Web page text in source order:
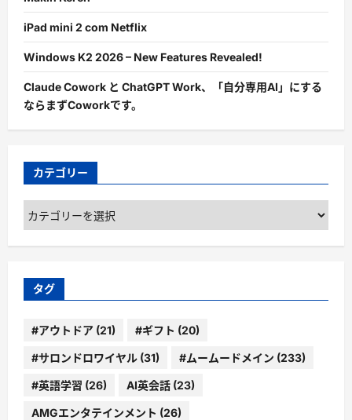
iPad mini 2 com Netflix
Windows K2 2026 – New Features Revealed!
Claude Cowork と ChatGPT Work、「自分専用AI」にする
ならまずCoworkです。
カテゴリー
カ
テ
ゴ
ー
タグ
#アウトドア (21) #ギフト (20)
#サロンドロワイヤル (31) #ムームードメイン (233)
#英語学習 (26) AI英会話 (23)
AMGエンタテインメント (26)